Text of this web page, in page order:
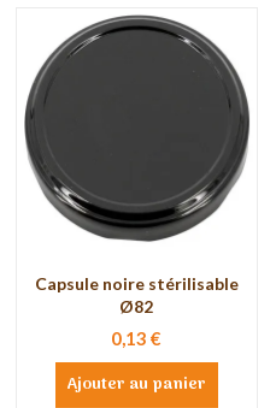
Capsule noire stérilisable
Ø82
0,13 €
Ajouter au panier